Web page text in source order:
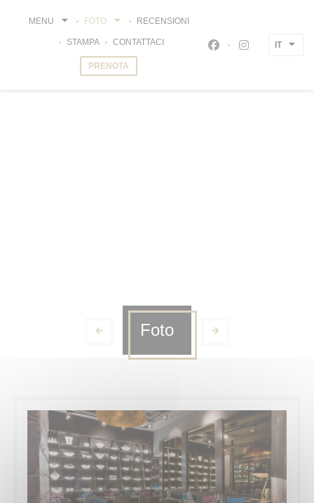
MENU FOTO RECENSIONI
STAMPA CONTATTACI
PRENOTA
Facebook ((apre
Instagram
IT
Foto